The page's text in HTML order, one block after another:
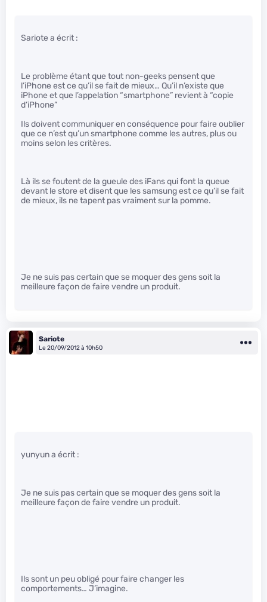
Sariote a écrit :
Le problème étant que tout non-geeks pensent que
l’iPhone est ce qu’il se fait de mieux… Qu’il n’existe que
iPhone et que l’appelation “smartphone” revient à “copie
d’iPhone”
Ils doivent communiquer en conséquence pour faire oublier
que ce n’est qu’un smartphone comme les autres, plus ou
moins selon les critères.
Là ils se foutent de la gueule des iFans qui font la queue
devant le store et disent que les samsung est ce qu’il se fait
de mieux, ils ne tapent pas vraiment sur la pomme.
Je ne suis pas certain que se moquer des gens soit la
meilleure façon de faire vendre un produit.
Sariote
Le 20/09/2012 à 10h50
yunyun a écrit :
Je ne suis pas certain que se moquer des gens soit la
meilleure façon de faire vendre un produit.
Ils sont un peu obligé pour faire changer les
comportements… J’imagine.